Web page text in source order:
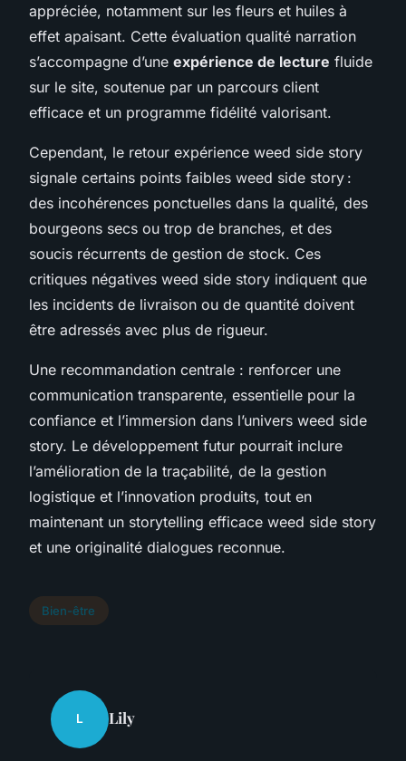
appréciée, notamment sur les fleurs et huiles à
effet apaisant. Cette évaluation qualité narration
s’accompagne d’une expérience de lecture fluide
sur le site, soutenue par un parcours client
efficace et un programme fidélité valorisant.
Cependant, le retour expérience weed side story
signale certains points faibles weed side story :
des incohérences ponctuelles dans la qualité, des
bourgeons secs ou trop de branches, et des
soucis récurrents de gestion de stock. Ces
critiques négatives weed side story indiquent que
les incidents de livraison ou de quantité doivent
être adressés avec plus de rigueur.
Une recommandation centrale : renforcer une
communication transparente, essentielle pour la
confiance et l’immersion dans l’univers weed side
story. Le développement futur pourrait inclure
l’amélioration de la traçabilité, de la gestion
logistique et l’innovation produits, tout en
maintenant un storytelling efficace weed side story
et une originalité dialogues reconnue.
Bien-être
L Lily